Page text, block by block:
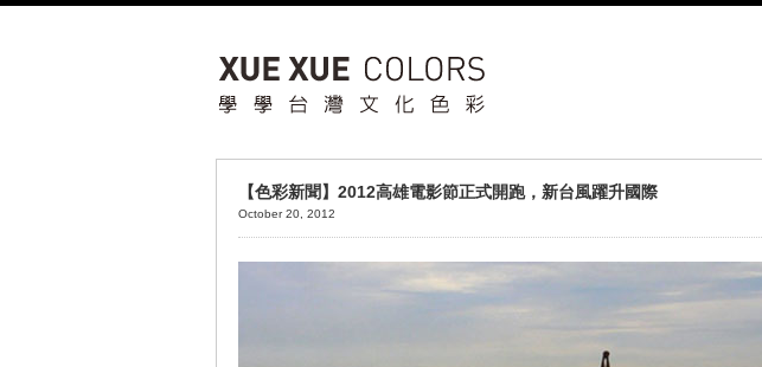
【色彩新聞】2012高雄電影節正式開跑，新台風躍升國際
October 20, 2012